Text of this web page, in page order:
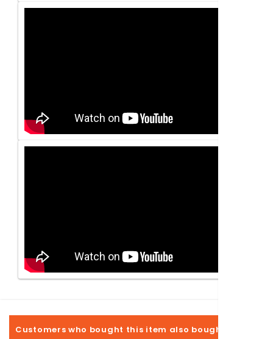
Customers who bought this item also bought